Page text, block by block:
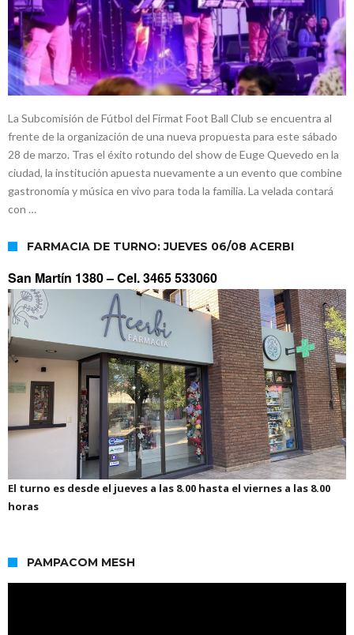
La Subcomisión de Fútbol del Firmat Foot Ball Club se encuentra al
frente de la organización de una nueva propuesta para este sábado
28 de marzo. Tras el éxito rotundo del show de Euge Quevedo en la
ciudad, la institución apuesta nuevamente a un evento que combine
gastronomía y música en vivo para toda la familia. La velada contará
con …
FARMACIA DE TURNO: JUEVES 06/08 ACERBI
San Martín 1380 –Cel. 3465 533060
El turno es desde el jueves a las 8.00 hasta el viernes a las 8.00
horas
PAMPACOM MESH